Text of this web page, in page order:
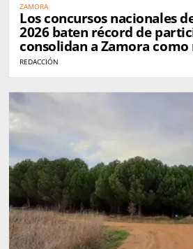
ZAMORA
Los concursos nacionales
2026 baten récord de
consolidan a Zamora
queso en España
REDACCIÓN